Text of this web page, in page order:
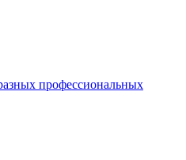
профессиональных